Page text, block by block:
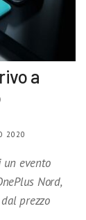
a
2020
un evento
Nord,
prezzo